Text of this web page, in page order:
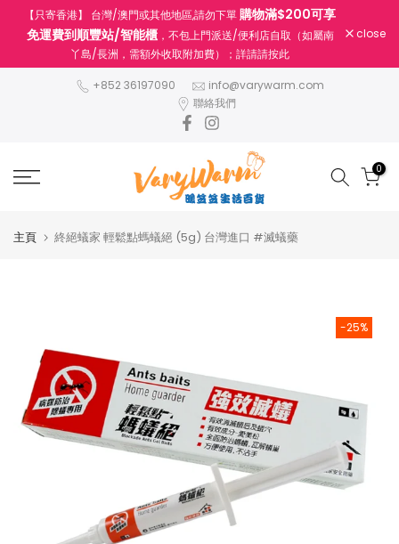
【只寄香港】 台灣/澳門或其他地區,請勿下單購物滿$200可享
免運費到順豐站/智能櫃，不包上門派送/便利店自取（如屬南
丫島/長洲，需額外收取附加費）；詳請請按此
close
+852 36197090
info@varywarm.com
聯絡我們
0
主頁 終絕蟻家 輕鬆點螞蟻絕 (5g) 台灣進口 #滅蟻藥
-25%